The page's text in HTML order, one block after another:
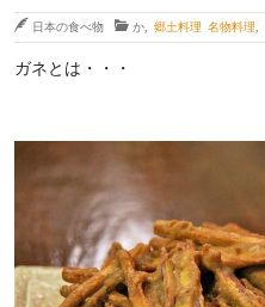
日本の食べ物 か 郷土料理 名物料理
ガネとは・・・